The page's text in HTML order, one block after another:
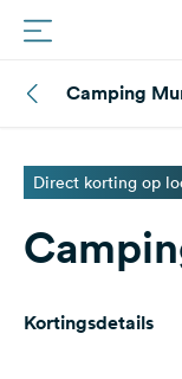
Routes
Campings
Magazine
Camping
Direct korting op
Kortingsdetails